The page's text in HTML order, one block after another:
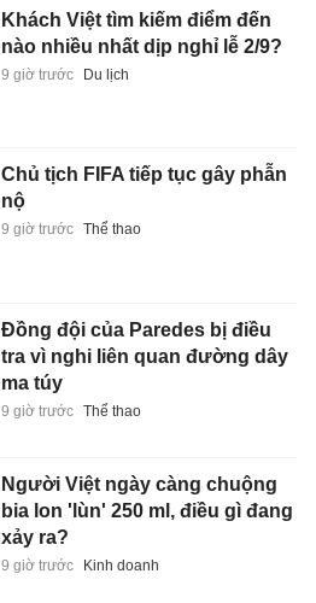
Khách Việt tìm kiếm điểm đến
nào nhiều nhất dịp nghỉ lễ 2/9?
9 giờ trước Du lịch
Chủ tịch FIFA tiếp tục gây phẫn
nộ
9 giờ trước Thể thao
Đồng đội của Paredes bị điều
tra vì nghi liên quan đường dây
ma túy
9 giờ trước Thể thao
Người Việt ngày càng chuộng
bia lon 'lùn' 250 ml, điều gì đang
xảy ra?
9 giờ trước Kinh doanh